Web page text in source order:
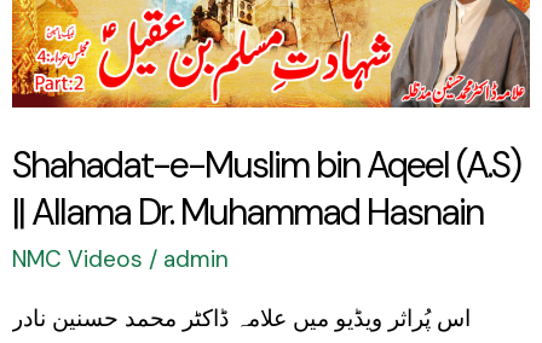
Shahadat-e-Muslim bin Aqeel (A.S)
|| Allama Dr. Muhammad Hasnain
NMC Videos / admin
اس پُراثر ویڈیو میں علامہ ڈاکٹر محمد حسنین نادر
(A.S)
||
Dr.
Muhammad
Hasnain